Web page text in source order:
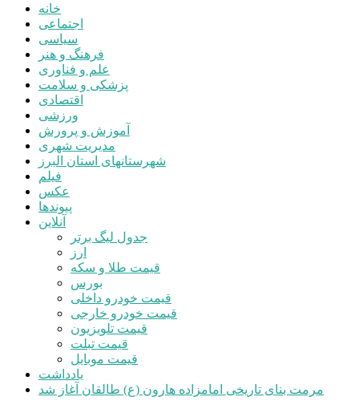
خانه
اجتماعی
سیاسی
فرهنگ و هنر
علم و فناوری
پزشکی و سلامت
اقتصادی
ورزشی
آموزش و پرورش
مدیریت شهری
شهرستانهای استان البرز
فیلم
عکس
پیوندها
آنلاین
جدول لیگ برتر
ارز
قیمت طلا و سکه
بورس
قیمت خودرو داخلی
قیمت خودرو خارجی
قیمت تلویزیون
قیمت تبلت
قیمت موبایل
یادداشت
مرمت بنای تاریخی امامزاده هارون (ع) طالقان آغاز شد